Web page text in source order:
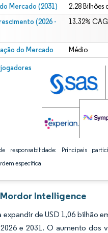
Mercado (2031) 2.28 Bilhões
(2026 -
13.32%
do Mercado Médio
responsabilidade: Principais
específica
Intelligence. O reuso requer
Intelligence
de USD 1,06 bilhão
e 2031. O aumento dos